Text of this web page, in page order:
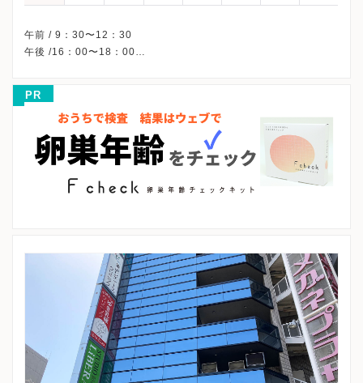
午前 / 9：30〜12：30
午後 /16：00〜18：00
※祝日は午前のみ診療しています。
※土曜午後・日曜午後・祝日午後、休診
※完全予約制です。
※詳細はクリニックHPを確認、または直接お問い合わせくださ
PR